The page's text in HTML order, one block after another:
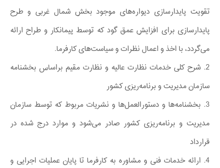
تقویت پایدارسازی دیواره‌های موجود بخش شمال غربی و طرح
پایدارسازی برای افزایش عمق گود که توسط پیمانکار و طراح ارائه
می‌گردد، با اخذ و اعمال نظرات و سیاست‌های کارفرما.
2. شرح کلی خدمات نظارت عالیه و نظارت مقیم براساس بخشنامه
سازمان مدیریت و برنامه‌ریزی کشور
3. بخشنامه‌ها و دستورالعمل‌ها و نشریات مربوط که توسط سازمان
مدیریت و برنامه‌ریزی کشور صادر می‌شود و موارد درج شده در
قرارداد
4. ارائه خدمات فنی و مشاوره به کارفرما تا پایان عملیات اجرایی و